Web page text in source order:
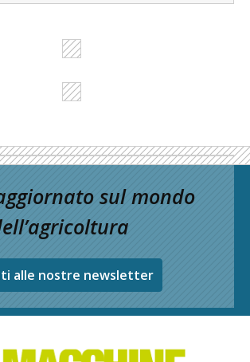
sul mondo
alle nostre newsletter